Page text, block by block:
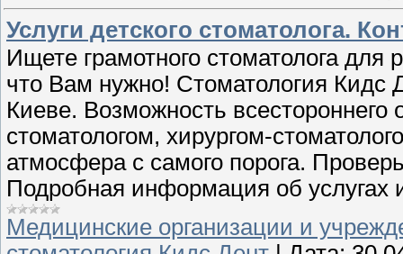
Услуги детского стоматолога.
Ищете грамотного стоматолога
что Вам нужно! Стоматология Кидс
Киеве. Возможность всестороннего
стоматологом, хирургом-
атмосфера с самого порога.
Подробная информация об услугах
Медицинские организации и